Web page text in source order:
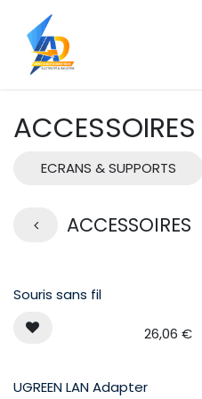
ACCESSOIRES
ECRANS & SUPPORTS
ACCESSOIRES
Souris sans fil
26,06 €
UGREEN LAN Adapter